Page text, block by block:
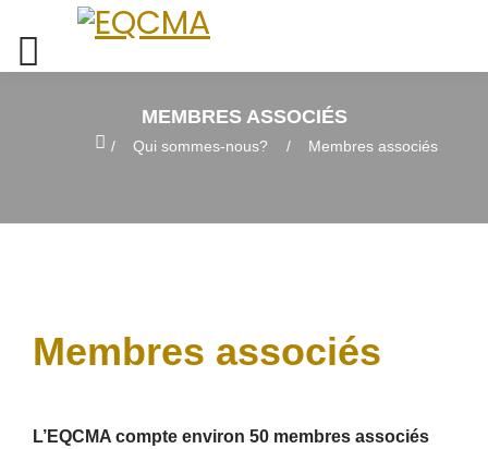
MEMBRES ASSOCIÉS
Qui sommes-nous? Membres associés
Membres associés
L’EQCMA compte environ 50 membres associés